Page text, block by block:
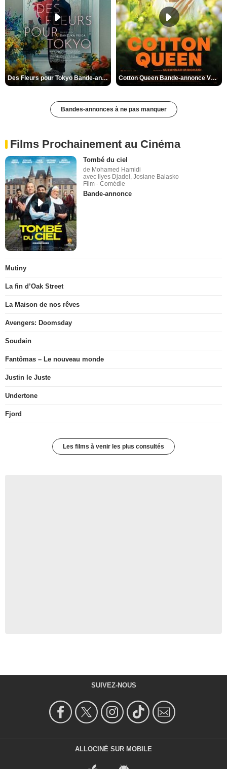
Des Fleurs pour Tokyo Bande-annonce VO STFR Cotton Queen Bande-annonce VO STFR
Bandes-annonces à ne pas manquer
Films Prochainement au Cinéma
Tombé du ciel
de Mohamed Hamidi
avec Ilyes Djadel, Josiane Balasko
Film - Comédie
Bande-annonce
Mutiny
La fin d’Oak Street
La Maison de nos rêves
Avengers: Doomsday
Soudain
Fantômas – Le nouveau monde
Justin le Juste
Undertone
Fjord
Les films à venir les plus consultés
SUIVEZ-NOUS
ALLOCINÉ SUR MOBILE